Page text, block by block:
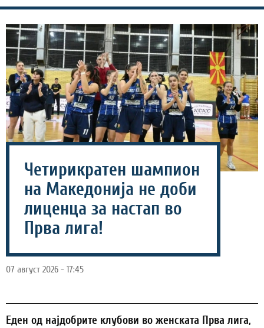
Четирикратен шампион
на Македонија не доби
лиценца за настап во
Прва лига!
07 август 2026 - 17:45
Еден од најдобрите клубови во женската Прва лига,